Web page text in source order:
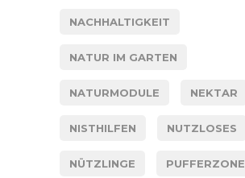
NACHHALTIGKEIT
NATUR IM GARTEN
NATURMODULE NEKTAR
NISTHILFEN NUTZLOSES
NÜTZLINGE PUFFERZONE